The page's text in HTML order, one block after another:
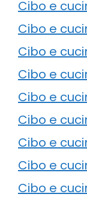
Cibo e
Cibo e
Cibo e
Cibo e
Cibo e
Cibo e
Cibo e
Cibo e
Cibo e